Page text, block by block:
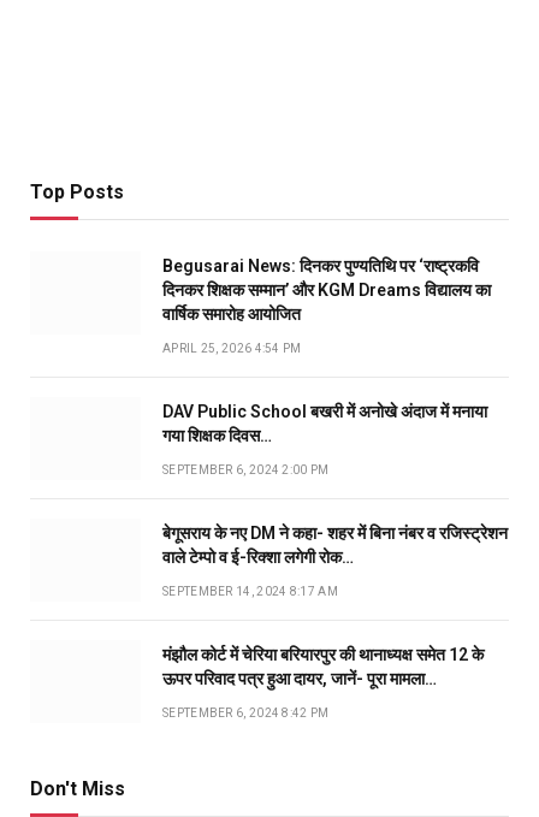
Top Posts
Begusarai News: दिनकर पुण्यतिथि पर ‘राष्ट्रकवि
दिनकर शिक्षक सम्मान’ और KGM Dreams विद्यालय का
वार्षिक समारोह आयोजित
APRIL 25, 2026 4:54 PM
DAV Public School बखरी में अनोखे अंदाज में मनाया
गया शिक्षक दिवस…
SEPTEMBER 6, 2024 2:00 PM
बेगूसराय के नए DM ने कहा- शहर में बिना नंबर व रजिस्ट्रेशन
वाले टेम्पो व ई-रिक्शा लगेगी रोक…
SEPTEMBER 14, 2024 8:17 AM
मंझौल कोर्ट में चेरिया बरियारपुर की थानाध्यक्ष समेत 12 के
ऊपर परिवाद पत्र हुआ दायर, जानें- पूरा मामला…
SEPTEMBER 6, 2024 8:42 PM
Don't Miss